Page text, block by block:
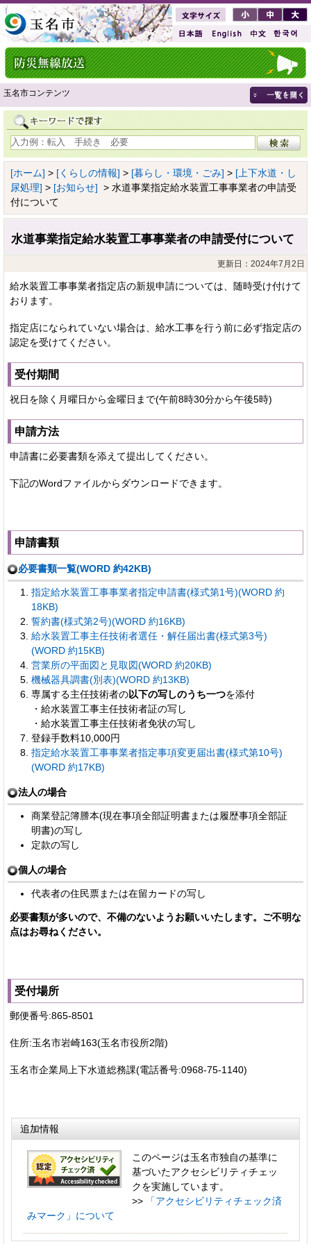
玉名市コンテンツ
[ホーム] > [くらしの情報] > [暮らし・環境・ごみ] > [上下水道・し
尿処理] > [お知らせ] > 水道事業指定給水装置工事事業者の申請受
付について
水道事業指定給水装置工事事業者の申請受付について
更新日：2024年7月2日
給水装置工事事業者指定店の新規申請については、随時受け付けて
おります。
指定店になられていない場合は、給水工事を行う前に必ず指定店の
認定を受けてください。
受付期間
祝日を除く月曜日から金曜日まで(午前8時30分から午後5時)
申請方法
申請書に必要書類を添えて提出してください。
下記のWordファイルからダウンロードできます。
申請書類
必要書類一覧(WORD 約42KB)
指定給水装置工事事業者指定申請書(様式第1号)(WORD 約
18KB)
誓約書(様式第2号)(WORD 約16KB)
給水装置工事主任技術者選任・解任届出書(様式第3号)
(WORD 約15KB)
営業所の平面図と見取図(WORD 約20KB)
機械器具調書(別表)(WORD 約13KB)
専属する主任技術者の以下の写しのうち一つを添付
・給水装置工事主任技術者証の写し
・給水装置工事主任技術者免状の写し
登録手数料10,000円
指定給水装置工事事業者指定事項変更届出書(様式第10号)
(WORD 約17KB)
法人の場合
商業登記簿謄本(現在事項全部証明書または履歴事項全部証
明書)の写し
定款の写し
個人の場合
代表者の住民票または在留カードの写し
必要書類が多いので、不備のないようお願いいたします。ご不明な
点はお尋ねください。
受付場所
郵便番号:865-8501
住所:玉名市岩崎163(玉名市役所2階)
玉名市企業局上下水道総務課(電話番号:0968-75-1140)
追加情報
このページは玉名市独自の基準に
基づいたアクセシビリティチェッ
クを実施しています。
>>
「アクセシビリティチェック済
みマーク」について